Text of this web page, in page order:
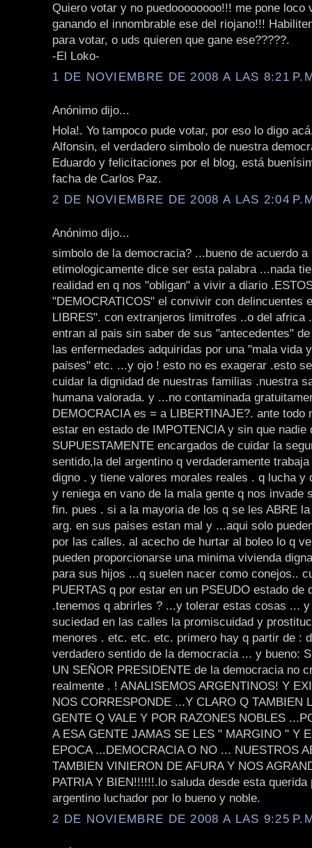
Quiero votar y no puedoooooooo!!! me pone loco
ganando el innombrable ese del riojano!!!
para votar, o uds quieren que gane ese?????.
-El Loko-
1 DE NOVIEMBRE DE 2008 A LAS 8:21
Anónimo dijo...
Hola!. Yo tampoco pude votar, por eso lo digo
Alfonsin, el verdadero simbolo de nuestra
Eduardo y felicitaciones por el blog, está
facha de Carlos Paz.
2 DE NOVIEMBRE DE 2008 A LAS 2:04
Anónimo dijo...
simbolo de la democracia? ...bueno de acuerdo a
etimologicamente dice ser esta palabra ...nada
realidad en q nos "obligan" a vivir a diario
"DEMOCRATICOS" el convivir con delincuentes
LIBRES". con extranjeros limitrofes ..o del africa
entran al pais sin saber de sus "antecedentes"
las enfermedades adquiridas por una "mala vida
paises" etc. ...y ojo ! esto no es exagerar .esto
cuidar la dignidad de nuestras familias .nuestra
humana valorada. y ...no contaminada
DEMOCRACIA es = a LIBERTINAJE?. ante todo
estar en estado de IMPOTENCIA y sin que nadie
SUPUESTAMENTE encargados de cuidar la
sentido,la del argentino q verdaderamente
digno . y tiene valores morales reales . q lucha y
y reniega en vano de la mala gente q nos invade
fin. pues . si a la mayoria de los q se les ABRE
arg. en sus paises estan mal y ...aqui solo
por las calles. al acecho de hurtar al boleo lo q
pueden proporcionarse una minima vivienda
para sus hijos ...q suelen nacer como conejos..
PUERTAS q por estar en un PSEUDO estado de
.tenemos q abrirles ? ...y tolerar estas cosas ...
suciedad en las calles la promiscuidad y
menores . etc. etc. etc. primero hay q partir de :
verdadero sentido de la democracia ... y bueno:
UN SEÑOR PRESIDENTE de la democracia no
realmente . ! ANALISEMOS ARGENTINOS! Y
NOS CORRESPONDE ...Y CLARO Q TAMBIEN
GENTE Q VALE Y POR RAZONES NOBLES
A ESA GENTE JAMAS SE LES " MARGINO " Y
EPOCA ...DEMOCRACIA O NO ... NUESTROS
TAMBIEN VINIERON DE AFURA Y NOS
PATRIA Y BIEN!!!!!!.lo saluda desde esta querida
argentino luchador por lo bueno y noble.
2 DE NOVIEMBRE DE 2008 A LAS 9:25